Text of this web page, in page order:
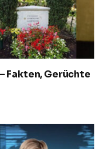
Fakten, Gerüchte